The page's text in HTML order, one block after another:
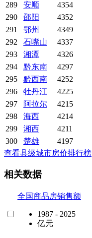
289
安顺 4354
290
邵阳 4352
291
鄂州 4349
292
石嘴山 4337
293
湘潭 4326
294
黔东南 4297
295
黔西南 4252
296
牡丹江 4225
297
阿拉尔 4215
298
海西 4214
299
湘西 4211
300
楚雄 4197
查看县级城市房价排行榜
相关数据
全国商品房销售额
1987 - 2025
亿元